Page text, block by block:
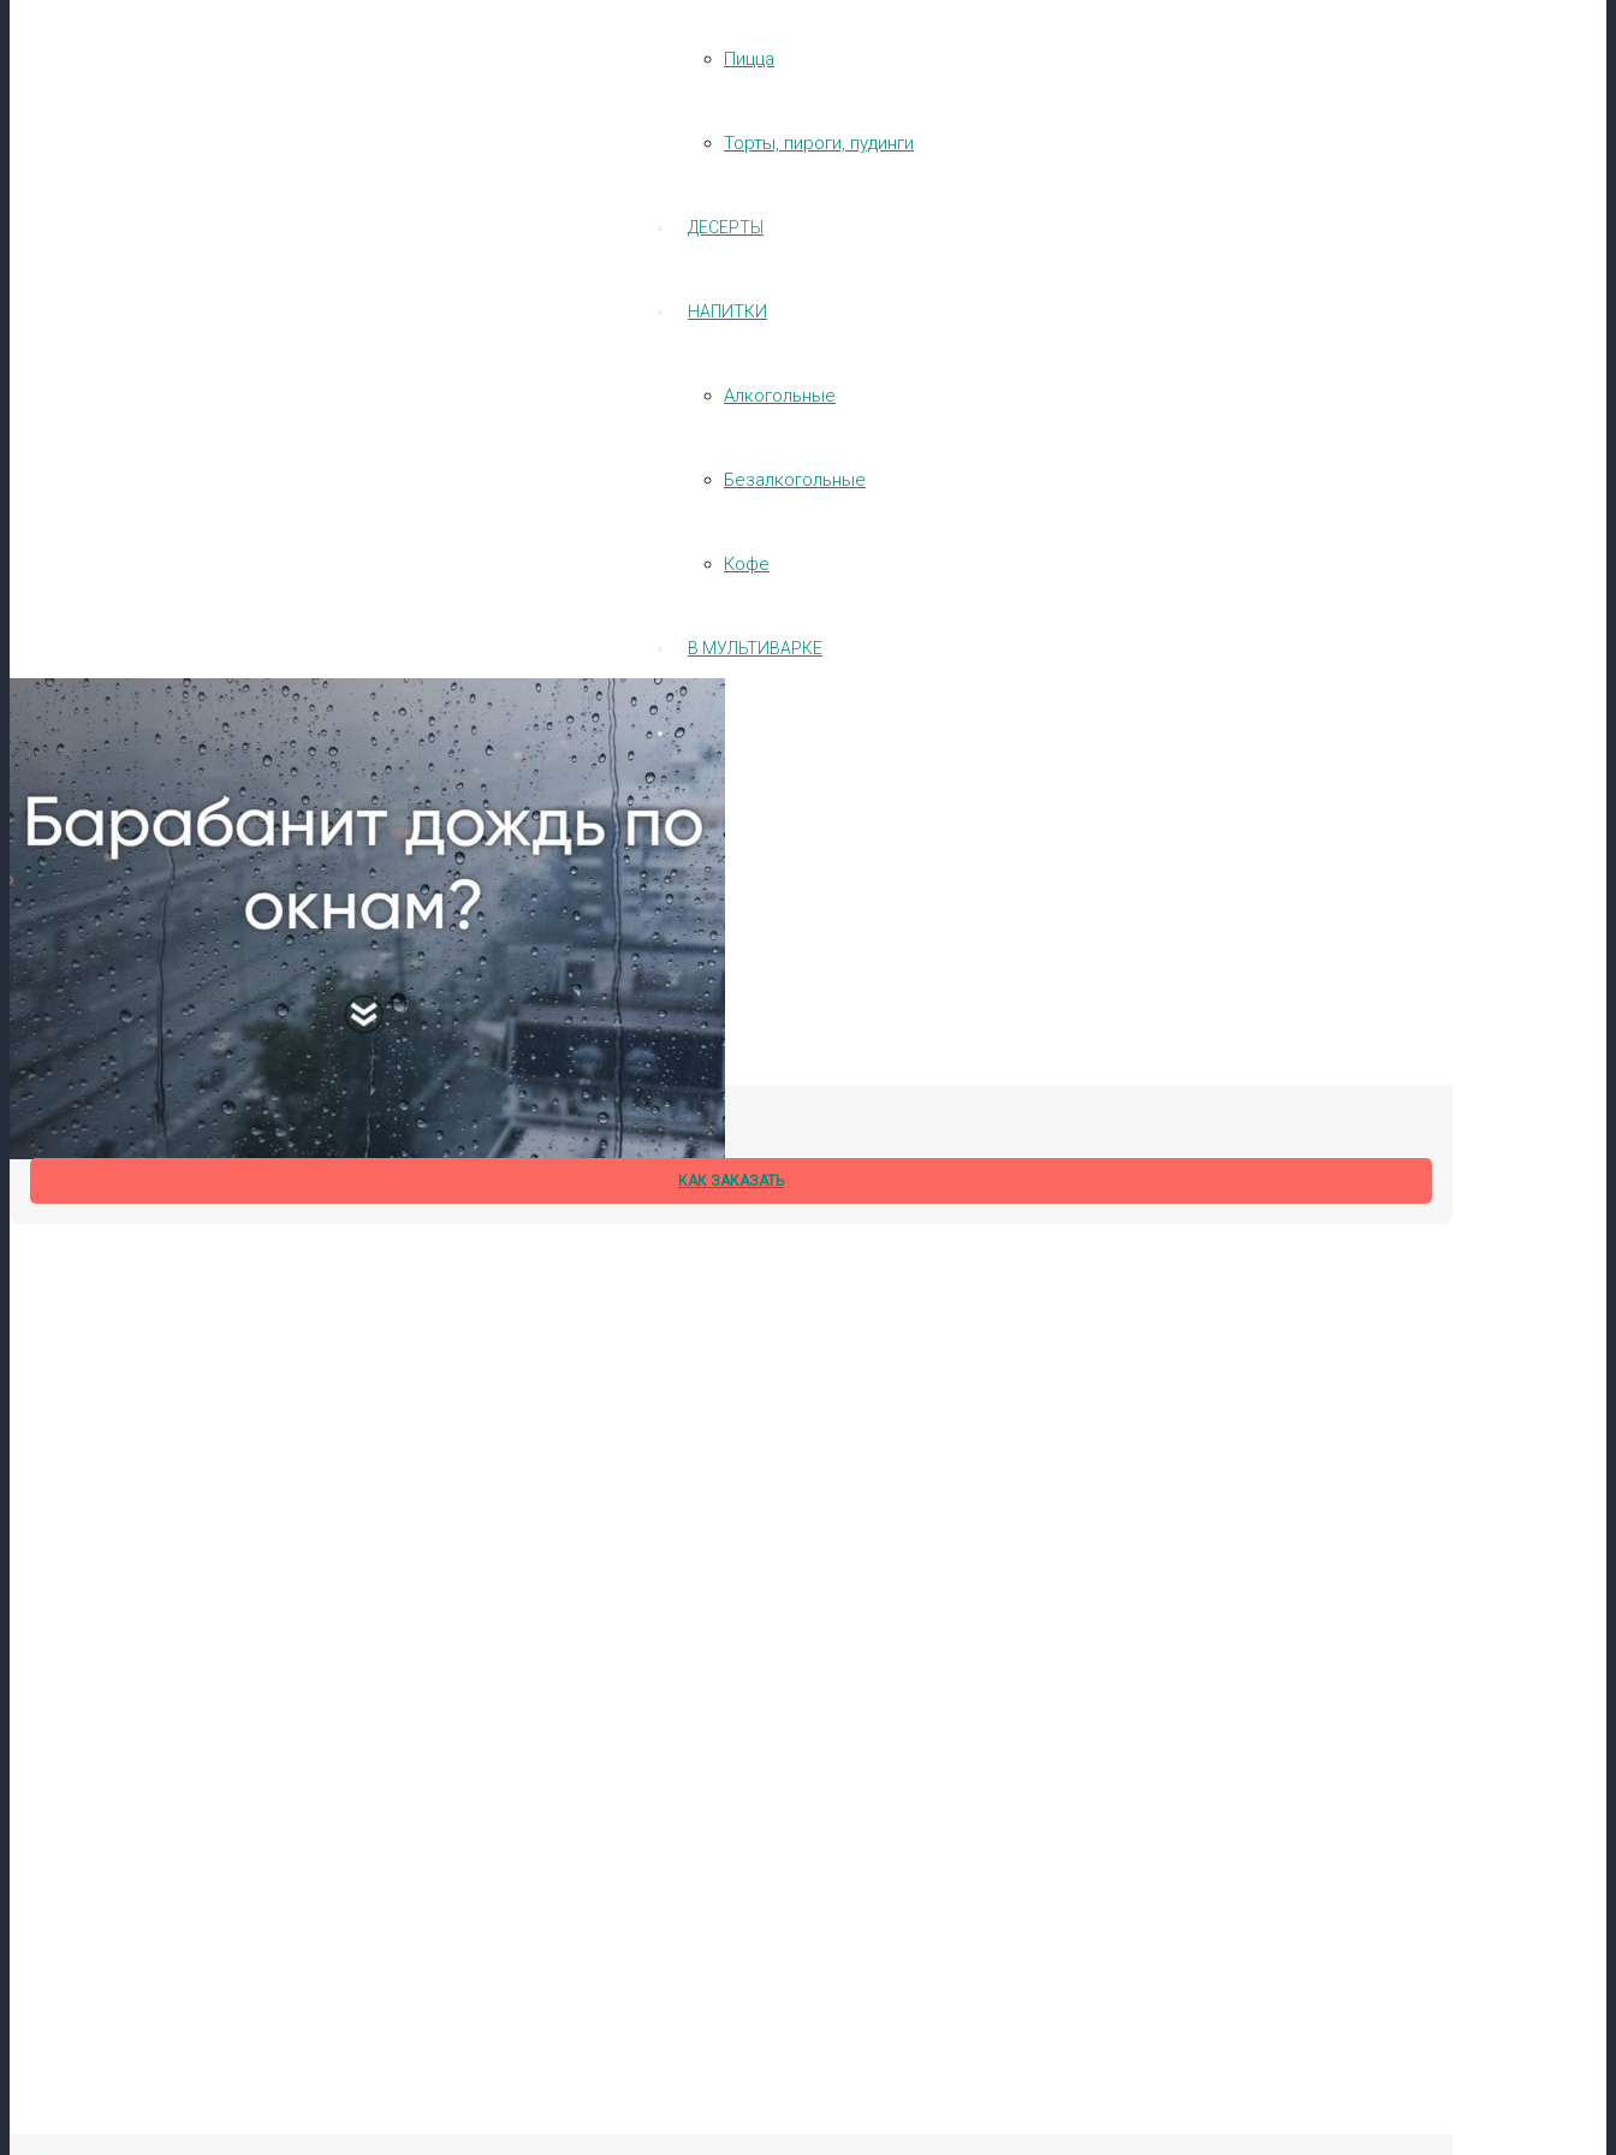
Пицца
Торты, пироги, пудинги
ДЕСЕРТЫ
НАПИТКИ
Алкогольные
Безалкогольные
Кофе
В МУЛЬТИВАРКЕ
Шум дождя мешает спать?
Шумогасящая накладка на отлив Антидождь избавит от шума дождя
КАК ЗАКАЗАТЬ